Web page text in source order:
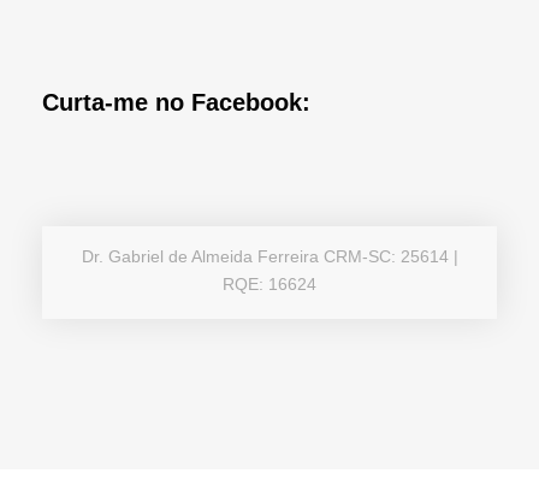
Curta-me no Facebook:
Dr. Gabriel de Almeida Ferreira CRM-SC: 25614 |
RQE: 16624